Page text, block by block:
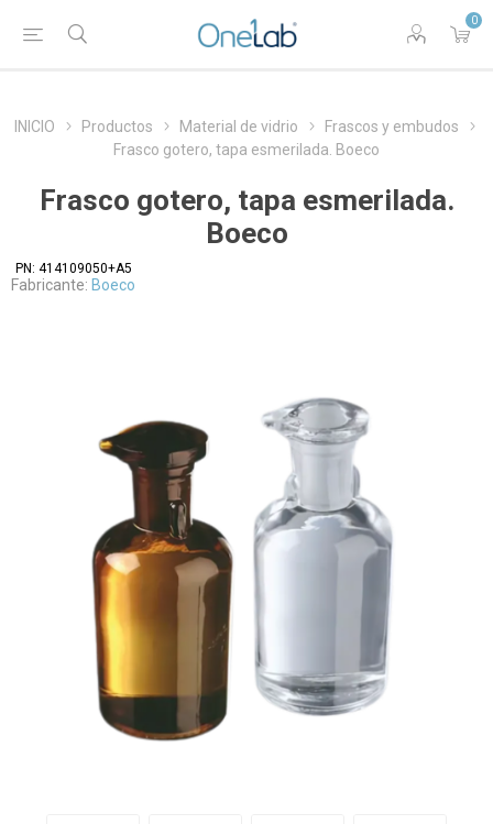
0
INICIO Productos Material de vidrio
Frascos y embudos
Frasco gotero, tapa esmerilada. Boeco
Frasco gotero, tapa esmerilada.
Boeco
PN: 414109050+A5
Fabricante: Boeco